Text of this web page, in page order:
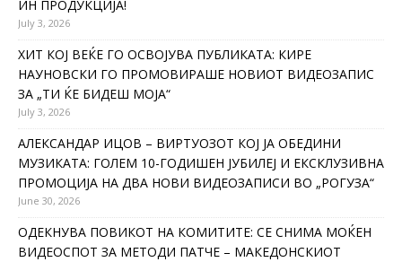
ИН ПРОДУКЦИЈА!
July 3, 2026
ХИТ КОЈ ВЕЌЕ ГО ОСВОЈУВА ПУБЛИКАТА: КИРЕ
НАУНОВСКИ ГО ПРОМОВИРАШЕ НОВИОТ ВИДЕОЗАПИС
ЗА „ТИ ЌЕ БИДЕШ МОЈА“
July 3, 2026
АЛЕКСАНДАР ИЦОВ – ВИРТУОЗОТ КОЈ ЈА ОБЕДИНИ
МУЗИКАТА: ГОЛЕМ 10-ГОДИШЕН ЈУБИЛЕЈ И ЕКСКЛУЗИВНА
ПРОМОЦИЈА НА ДВА НОВИ ВИДЕОЗАПИСИ ВО „РОГУЗА“
June 30, 2026
ОДЕКНУВА ПОВИКОТ НА КОМИТИТЕ: СЕ СНИМА МОЌЕН
ВИДЕОСПОТ ЗА МЕТОДИ ПАТЧЕ – МАКЕДОНСКИОТ